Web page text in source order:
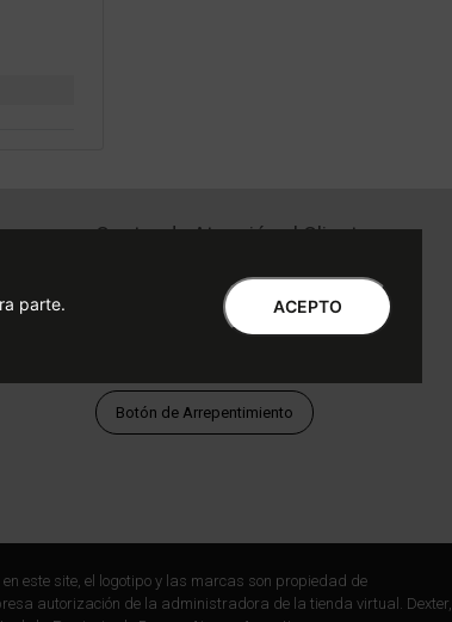
Centro de Atención al Cliente
WhatsApp | Lu a Vi 9 a 20 | Sa 9 a 17
Botón de Arrepentimiento
en este site, el logotipo y las marcas son propiedad de
autorización de la administradora de la tienda virtual. Dexter,
parte.
ACEPTO